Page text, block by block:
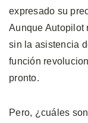
expresado su
Aunque Autopilot
sin la asistencia
función
pronto.
Pero, ¿cuáles